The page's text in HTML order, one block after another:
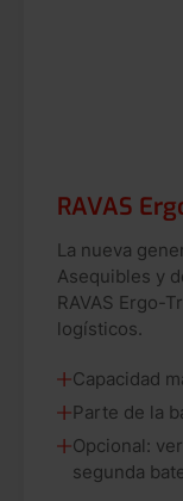
RAVAS
La nueva
Asequibles y
RAVAS Ergo-
logísticos.
Capacidad
Parte de la
Opcional:
segunda